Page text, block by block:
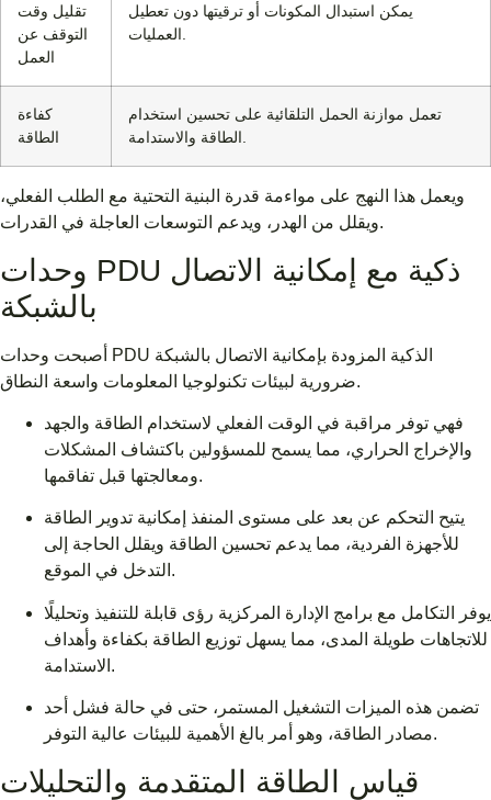
تقليل وقت
التوقف عن
العمل
يمكن استبدال المكونات أو ترقيتها دون تعطيل
كفاءة
الطاقة
تعمل موازنة الحمل التلقائية على تحسين استخدام
ويعمل هذا النهج على مواءمة قدرة البنية التحتية مع الطلب الفعلي،
ويقلل من الهدر، ويدعم التوسعات العاجلة في القدرات.
وحدات PDU ذكية مع إمكانية الاتصال
أصبحت وحدات PDU الذكية المزودة بإمكانية الاتصال بالشبكة
ضرورية لبيئات تكنولوجيا المعلومات واسعة النطاق.
فهي توفر مراقبة في الوقت الفعلي لاستخدام الطاقة والجهد
والإخراج الحراري، مما يسمح للمسؤولين باكتشاف المشكلات
ومعالجتها قبل تفاقمها.
يتيح التحكم عن بعد على مستوى المنفذ إمكانية تدوير الطاقة
للأجهزة الفردية، مما يدعم تحسين الطاقة ويقلل الحاجة إلى
التدخل في الموقع.
يوفر التكامل مع برامج الإدارة المركزية رؤى قابلة للتنفيذ وتحليلًا
للاتجاهات طويلة المدى، مما يسهل توزيع الطاقة بكفاءة وأهداف
الاستدامة.
تضمن هذه الميزات التشغيل المستمر، حتى في حالة فشل أحد
مصادر الطاقة، وهو أمر بالغ الأهمية للبيئات عالية التوفر.
قياس الطاقة المتقدمة والتحليلات